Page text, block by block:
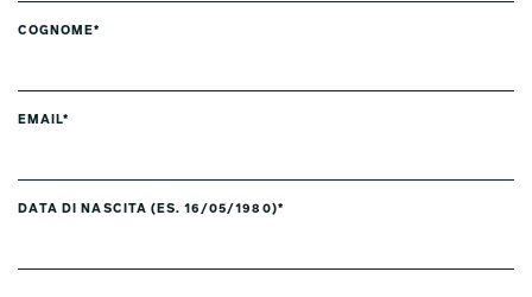
COGNOME*
EMAIL*
DATA DI NASCITA (ES. 16/05/1980)*